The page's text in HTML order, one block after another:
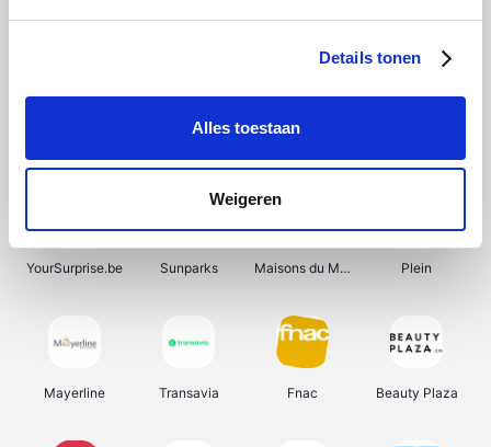
Details tonen
Alles toestaan
Weigeren
Shein Bergfreunde Pazzox Smartwatchbanden
YourSurprise.be Sunparks Maisons du Monde Plein
Mayerline Transavia Fnac Beauty Plaza